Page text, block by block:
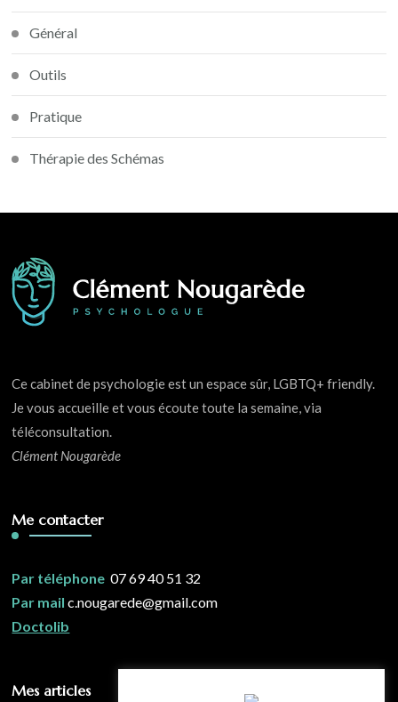
Général
Outils
Pratique
Thérapie des Schémas
Ce cabinet de psychologie est un espace sûr, LGBTQ+ friendly.
Je vous accueille et vous écoute toute la semaine, via
téléconsultation.
Clément Nougarède
Me contacter
Par téléphone 07 69 40 51 32
Par mail c.nougarede@gmail.com
Doctolib
Mes articles